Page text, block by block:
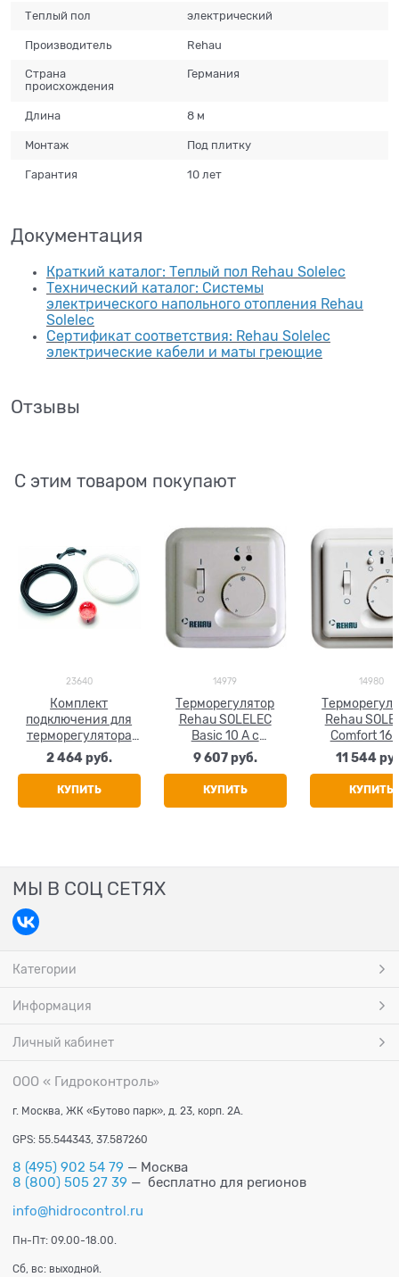
Теплый пол электрический
Производитель Rehau
Страна
происхождения
Германия
Длина 8 м
Монтаж Под плитку
Гарантия 10 лет
Документация
Краткий каталог: Теплый пол Rehau Solelec
Технический каталог: Системы
электрического напольного отопления Rehau
Solelec
Сертификат соответствия: Rehau Solelec
электрические кабели и маты греющие
Отзывы
С этим товаром покупают
23640
Комплект
подключения для
терморегулятора
Rehau SOLELEC
2 464 руб.
КУПИТЬ
14979
Терморегулятор
Rehau SOLELEC
Basic 10 A с
выносным
датчиком
температуры
9 607 руб.
КУПИТЬ
14980
Rehau
Comfort 16
функцией
с
11 544
КУПИТЬ
МЫ В СОЦ СЕТЯХ
Категории
Информация
Личный кабинет
ООО « Гидроконтроль»
г. Москва, ЖК «Бутово парк», д. 23, корп. 2А.
GPS: 55.544343, 37.587260
8 (495) 902 54 79 — Москва
8 (800) 505 27 39 — бесплатно для регионов
info@hidrocontrol.ru
Пн-Пт: 09.00-18.00.
Сб, вс: выходной.